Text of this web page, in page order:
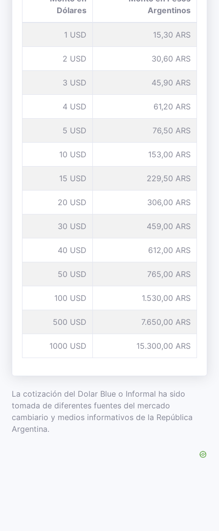
Dólares
Argentinos
1 USD 15,30 ARS
2 USD 30,60 ARS
3 USD 45,90 ARS
4 USD 61,20 ARS
5 USD 76,50 ARS
10 USD 153,00 ARS
15 USD 229,50 ARS
20 USD 306,00 ARS
30 USD 459,00 ARS
40 USD 612,00 ARS
50 USD 765,00 ARS
100 USD 1.530,00 ARS
500 USD 7.650,00 ARS
1000 USD 15.300,00 ARS
La cotización del Dolar Blue o Informal ha sido
tomada de diferentes fuentes del mercado
cambiario y medios informativos de la República
Argentina.